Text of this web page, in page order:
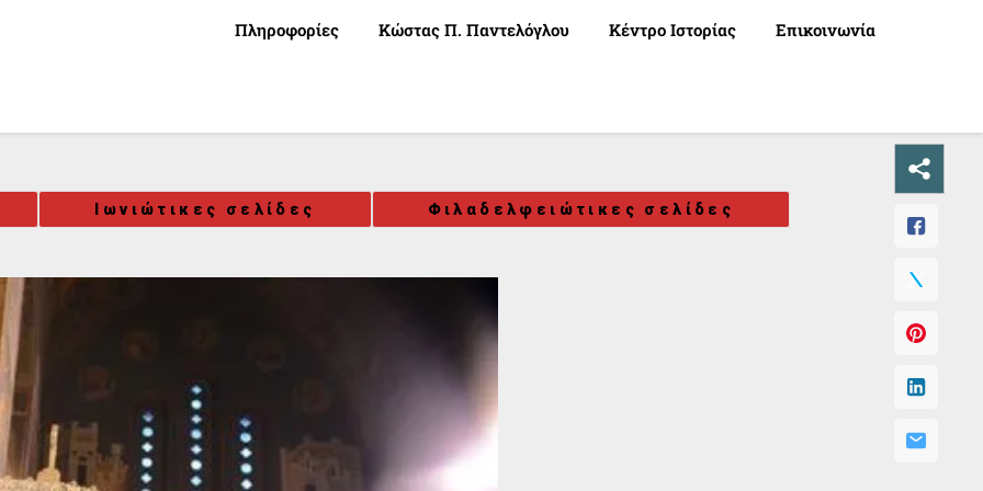
Πληροφορίες Κώστας Π. Παντελόγλου Κέντρο Ιστορίας Επικοινωνία
Ιωνιώτικες σελίδες Φιλαδελφειώτικες σελίδες